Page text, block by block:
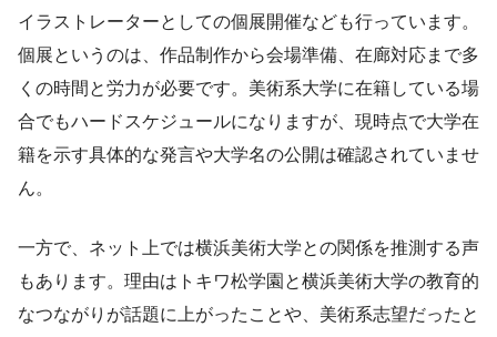
イラストレーターとしての個展開催なども行っています。
個展というのは、作品制作から会場準備、在廊対応まで多
くの時間と労力が必要です。美術系大学に在籍している場
合でもハードスケジュールになりますが、現時点で大学在
籍を示す具体的な発言や大学名の公開は確認されていませ
ん。
一方で、ネット上では横浜美術大学との関係を推測する声
もあります。理由はトキワ松学園と横浜美術大学の教育的
なつながりが話題に上がったことや、美術系志望だったと